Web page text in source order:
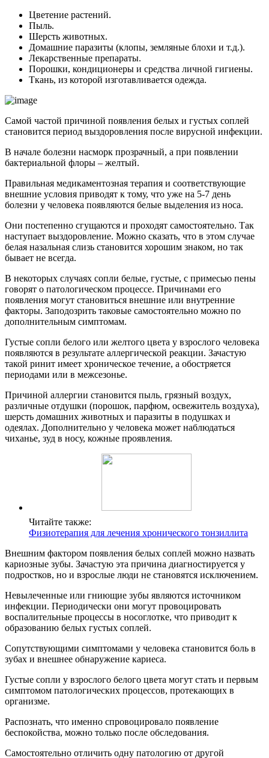
Цветение растений.
Пыль.
Шерсть животных.
Домашние паразиты (клопы, земляные блохи и т.д.).
Лекарственные препараты.
Порошки, кондиционеры и средства личной гигиены.
Ткань, из которой изготавливается одежда.
Самой частой причиной появления белых и густых соплей
становится период выздоровления после вирусной инфекции.
В начале болезни насморк прозрачный, а при появлении
бактериальной флоры – желтый.
Правильная медикаментозная терапия и соответствующие
внешние условия приводят к тому, что уже на 5-7 день
болезни у человека появляются белые выделения из носа.
Они постепенно сгущаются и проходят самостоятельно. Так
наступает выздоровление. Можно сказать, что в этом случае
белая назальная слизь становится хорошим знаком, но так
бывает не всегда.
В некоторых случаях сопли белые, густые, с примесью пены
говорят о патологическом процессе. Причинами его
появления могут становиться внешние или внутренние
факторы. Заподозрить таковые самостоятельно можно по
дополнительным симптомам.
Густые сопли белого или желтого цвета у взрослого человека
появляются в результате аллергической реакции. Зачастую
такой ринит имеет хроническое течение, а обостряется
периодами или в межсезонье.
Причиной аллергии становится пыль, грязный воздух,
различные отдушки (порошок, парфюм, освежитель воздуха),
шерсть домашних животных и паразиты в подушках и
одеялах. Дополнительно у человека может наблюдаться
чиханье, зуд в носу, кожные проявления.
Читайте также:
Физиотерапия для лечения хронического тонзиллита
Внешним фактором появления белых соплей можно назвать
кариозные зубы. Зачастую эта причина диагностируется у
подростков, но и взрослые люди не становятся исключением.
Невылеченные или гниющие зубы являются источником
инфекции. Периодически они могут провоцировать
воспалительные процессы в носоглотке, что приводит к
образованию белых густых соплей.
Сопутствующими симптомами у человека становится боль в
зубах и внешнее обнаружение кариеса.
Густые сопли у взрослого белого цвета могут стать и первым
симптомом патологических процессов, протекающих в
организме.
Распознать, что именно спровоцировало появление
беспокойства, можно только после обследования.
Самостоятельно отличить одну патологию от другой